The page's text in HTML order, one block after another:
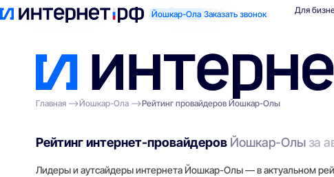
Йошкар-Ола Заказать звонок
Поиск по адресу Для квартиры Для
Главная
Йошкар-Ола Рейтинг провайдеров Йошкар-Олы
Рейтинг интернет-провайдеров Йошкар-Олы за
Лидеры и аутсайдеры интернета Йошкар-Олы — в актуальном